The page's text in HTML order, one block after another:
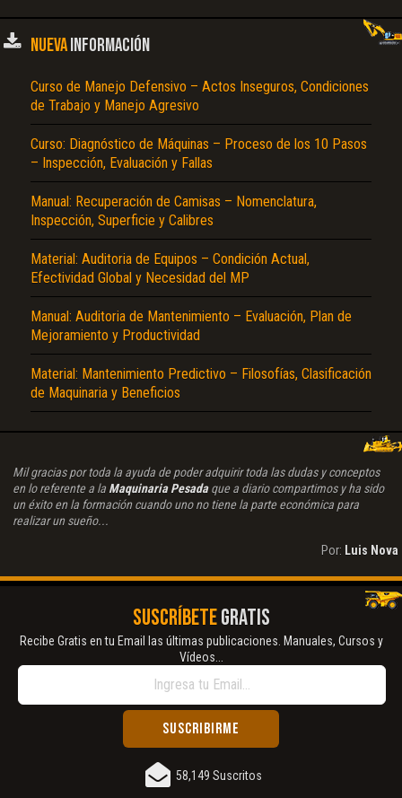
NUEVAINFORMACIÓN
Curso de Manejo Defensivo – Actos Inseguros, Condiciones
de Trabajo y Manejo Agresivo
Curso: Diagnóstico de Máquinas – Proceso de los 10 Pasos
– Inspección, Evaluación y Fallas
Manual: Recuperación de Camisas – Nomenclatura,
Inspección, Superficie y Calibres
Material: Auditoria de Equipos – Condición Actual,
Efectividad Global y Necesidad del MP
Manual: Auditoria de Mantenimiento – Evaluación, Plan de
Mejoramiento y Productividad
Material: Mantenimiento Predictivo – Filosofías, Clasificación
de Maquinaria y Beneficios
Mil gracias por toda la ayuda de poder adquirir toda las dudas y conceptos
en lo referente a la Maquinaria Pesadaque a diario compartimos y ha sido
un éxito en la formación cuando uno no tiene la parte económica para
realizar un sueño...
Por: Luis Nova
SUSCRÍBETEGRATIS
Recibe Gratis en tu Email las últimas publicaciones. Manuales, Cursos y
Vídeos...
58,149 Suscritos